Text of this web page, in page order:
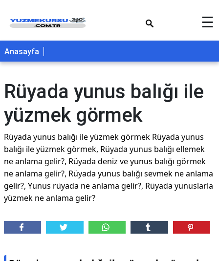
☰
Anasayfa
Rüyada yunus balığı ile
yüzmek görmek
Rüyada yunus balığı ile yüzmek görmek Rüyada yunus
balığı ile yüzmek görmek, Rüyada yunus balığı ellemek
ne anlama gelir?, Rüyada deniz ve yunus balığı görmek
ne anlama gelir?, Rüyada yunus balığı sevmek ne anlama
gelir?, Yunus rüyada ne anlama gelir?, Rüyada yunuslarla
yüzmek ne anlama gelir?